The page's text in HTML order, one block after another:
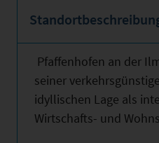
Pfaffenhofen an der
seiner
idyllischen Lage als
Wirtschafts- und